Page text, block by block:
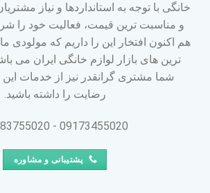
خانگی با توجه به استانداردها و نیاز
و مناسبت ترین قیمت، فعالیت خود را
هم اکنون افتخار این را داریم که
ترین های بازار لوازم خانگی ایران می
شما مشتری گرانقدر نیز از خدمات
رضایت را داشته باشید.
09173455020 - 09183755020
پشتیبانی و مشاوره